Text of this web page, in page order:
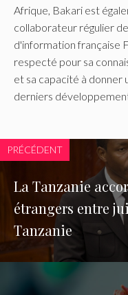
Afrique, Bakari est
collaborateur régulier
d'information française
respecté pour sa
et sa capacité à donner
derniers
PRÉCÉDENT
La Tanzanie
étrangers entre
Tanzanie